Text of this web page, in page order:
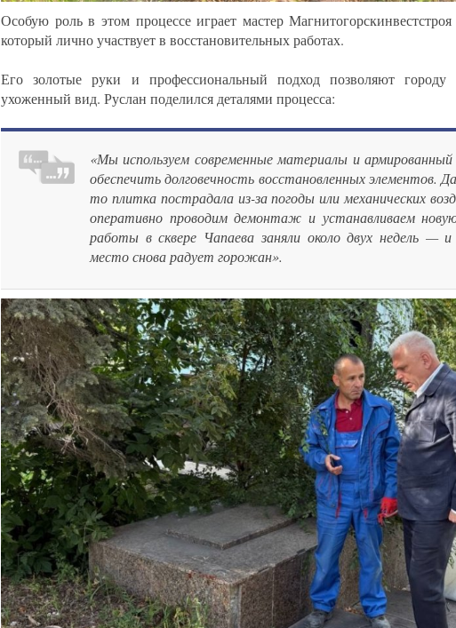
Особую роль в этом процессе играет мастер
который лично участвует в восстановительных работах.
Его золотые руки и профессиональный подход позволяют городу
ухоженный вид. Руслан поделился деталями процесса:
«Мы используем современные материалы и
обеспечить долговечность восстановленных элементов.
то плитка пострадала из-за погоды или механических
оперативно проводим демонтаж и устанавливаем
работы в сквере Чапаева заняли около двух недель —
место снова радует горожан».